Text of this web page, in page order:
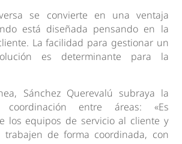
se convierte en una ventaja
está diseñada pensando en la
La facilidad para gestionar un
es determinante para la
Sánchez Querevalú subraya la
entre áreas: «Es
los equipos de servicio al cliente y
trabajen de forma coordinada, con